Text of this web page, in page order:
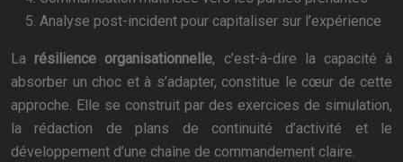
Analyse post-incident pour capitaliser sur l’expérience
Larésilience organisationnelle, c’est-à-dire la capacité à
absorber un choc et à s’adapter, constitue le cœur de cette
approche. Elle se construit par des exercices de simulation,
la rédaction de plans de continuité d’activité et le
développement d’une chaîne de commandement claire.